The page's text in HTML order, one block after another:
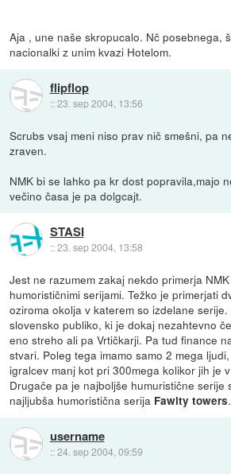
Aja , une naše skropucalo. Nč posebnega,
nacionalki z unim kvazi Hotelom.
flipflop
::23. sep 2004, 13:56
Scrubs vsaj meni niso prav nič smešni, pa
zraven.
NMK bi se lahko pa kr dost popravila,majo
večino časa je pa dolgcajt.
STASI
::23. sep 2004, 13:58
Jest ne razumem zakaj nekdo primerja
humorističnimi serijami. Težko je primerjati
oziroma okolja v katerem so izdelane
slovensko publiko, ki je dokaj nezahtevno
eno streho ali pa Vrtičkarji. Pa tud finance
stvari. Poleg tega imamo samo 2 mega
igralcev manj kot pri 300mega kolikor jih je
Drugače pa je najboljše humuristične serije
najljubša humoristična serija Fawlty towers.
username
::24. sep 2004, 09:59